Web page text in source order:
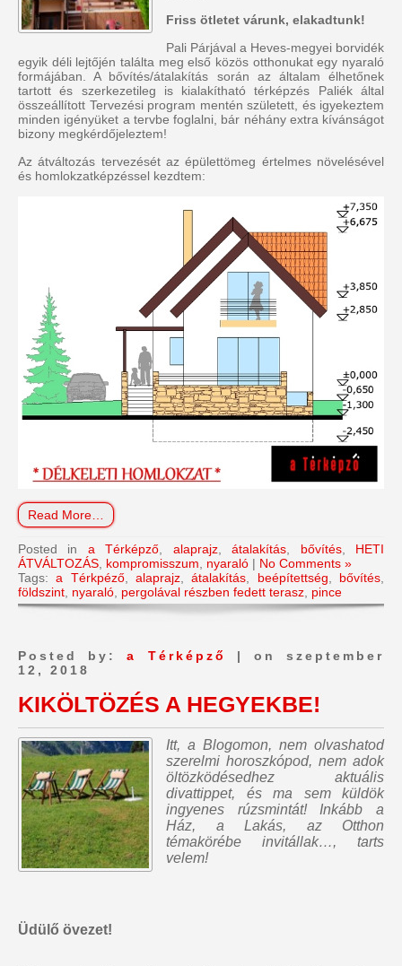
Friss ötletet várunk, elakadtunk!
Pali Párjával a Heves-megyei borvidék
egyik déli lejtőjén találta meg első közös otthonukat egy nyaraló
formájában. A bővítés/átalakítás során az általam élhetőnek
tartott és szerkezetileg is kialakítható térképzés Paliék által
összeállított Tervezési program mentén született, és igyekeztem
minden igényüket a tervbe foglalni, bár néhány extra kívánságot
bizony megkérdőjeleztem!
Az átváltozás tervezését az épülettömeg értelmes növelésével
és homlokzatképzéssel kezdtem:
Read More…
Posted in a Térképző alaprajz,átalakítás bővítés, HETI
ÁTVÁLTOZÁS kompromisszum nyaraló | No Comments »
Tags:a Térkpéző,alaprajz ,átalakítás beépítettség bővítés
földszint nyaraló pergolával részben fedett terasz pince
Posted by:a Térképző
| on szeptember
12, 2018
KIKÖLTÖZÉS A HEGYEKBE!
Itt, a Blogomon, nem olvashatod
szerelmi horoszkópod, nem adok
öltözködésedhez aktuális
divattippet, és ma sem küldök
ingyenes rúzsmintát! Inkább a
Ház, a Lakás, az Otthon
témakörébe invitállak…, tarts
velem!
Üdülő övezet!